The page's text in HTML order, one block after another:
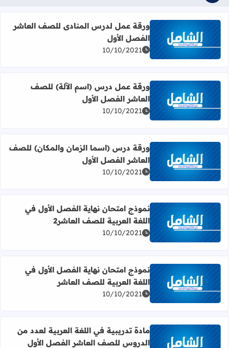
اقرأ المزيد عن ورقة عمل لدرس المنادى للصف العاشر
ورقة عمل لدرس المنادى للصف العاشر
الفصل الأول
10/10/2021
اقرأ المزيد عن ورقة عمل درس (اسم الآلة) للصف العاشر
ورقة عمل درس (اسم الآلة) للصف
العاشر الفصل الأول
10/10/2021
اقرأ المزيد عن ورقة درس (اسما الزمان والمكان) للصف
ورقة درس (اسما الزمان والمكان) للصف
العاشر الفصل الأول
10/10/2021
اقرأ المزيد عن نموذج امتحان نهاية الفصل الأول في اللغة
نموذج امتحان نهاية الفصل الأول في
اللغة العربية للصف العاشر2
10/10/2021
اقرأ المزيد عن نموذج امتحان نهاية الفصل الأول في اللغة
نموذج امتحان نهاية الفصل الأول في
اللغة العربية للصف العاشر
10/10/2021
مادة تدريبية في اللغة العربية لعدد من
الدروس للصف العاشر الفصل الأول